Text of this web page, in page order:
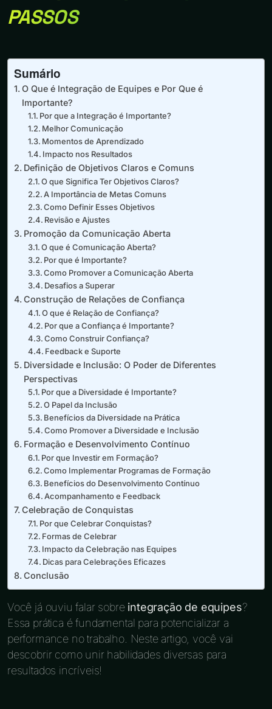
PASSOS
Sumário
O Que é Integração de Equipes e Por Que é
Importante?
Por que a Integração é Importante?
Melhor Comunicação
Momentos de Aprendizado
Impacto nos Resultados
Definição de Objetivos Claros e Comuns
O que Significa Ter Objetivos Claros?
A Importância de Metas Comuns
Como Definir Esses Objetivos
Revisão e Ajustes
Promoção da Comunicação Aberta
O que é Comunicação Aberta?
Por que é Importante?
Como Promover a Comunicação Aberta
Desafios a Superar
Construção de Relações de Confiança
O que é Relação de Confiança?
Por que a Confiança é Importante?
Como Construir Confiança?
Feedback e Suporte
Diversidade e Inclusão: O Poder de Diferentes
Perspectivas
Por que a Diversidade é Importante?
O Papel da Inclusão
Benefícios da Diversidade na Prática
Como Promover a Diversidade e Inclusão
Formação e Desenvolvimento Contínuo
Por que Investir em Formação?
Como Implementar Programas de Formação
Benefícios do Desenvolvimento Contínuo
Acompanhamento e Feedback
Celebração de Conquistas
Por que Celebrar Conquistas?
Formas de Celebrar
Impacto da Celebração nas Equipes
Dicas para Celebrações Eficazes
Conclusão
Você já ouviu falar sobre integração de equipes?
Essa prática é fundamental para potencializar a
performance no trabalho. Neste artigo, você vai
descobrir como unir habilidades diversas para
resultados incríveis!